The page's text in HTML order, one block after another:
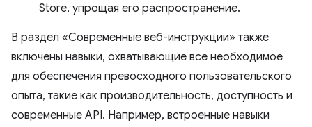
Store, упрощая его распространение.
В раздел «Современные веб-инструкции» также
включены навыки, охватывающие все необходимое
для обеспечения превосходного пользовательского
опыта, такие как производительность, доступность и
современные API. Например, встроенные навыки